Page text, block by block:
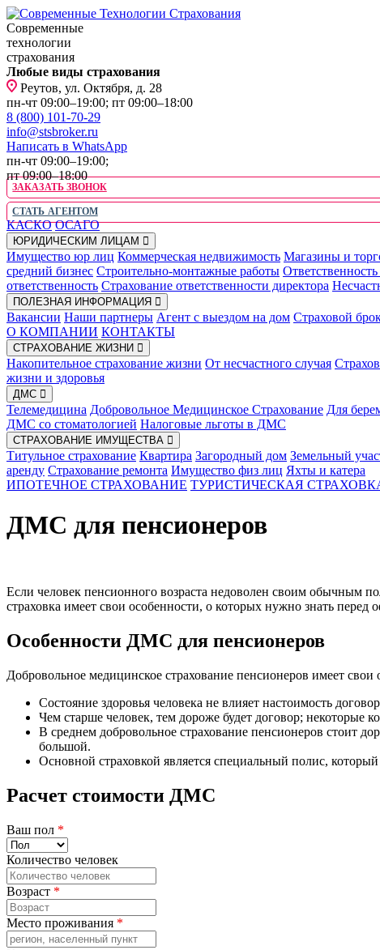
Современные
технологии
страхования
Любые виды страхования
Реутов, ул. Октября, д. 28
пн-чт 09:00–19:00; пт 09:00–18:00
8 (800) 101-70-29
info@stsbroker.ru
Написать в WhatsApp
пн-чт 09:00–19:00;
пт 09:00–18:00
ЗАКАЗАТЬ ЗВОНОК
СТАТЬ АГЕНТОМ
КАСКО ОСАГО
ЮРИДИЧЕСКИМ ЛИЦАМ
Имущество юр лиц Коммерческая недвижимость Магазины и
средний бизнес Строительно-монтажные работы
ответственность Страхование ответственности директора
ПОЛЕЗНАЯ ИНФОРМАЦИЯ
Вакансии Наши партнеры Агент с выездом на дом Страховой
О КОМПАНИИ КОНТАКТЫ
СТРАХОВАНИЕ ЖИЗНИ
Накопительное страхование жизни От несчастного случая
жизни и здоровья
ДМС
Телемедицина Добровольное Медицинское Страхование Для
ДМС со стоматологией Налоговые льготы в ДМС
СТРАХОВАНИЕ ИМУЩЕСТВА
Титульное страхование Квартира Загородный дом Земельный
аренду Страхование ремонта Имущество физ лиц Яхты и катера
ИПОТЕЧНОЕ СТРАХОВАНИЕ ТУРИСТИЧЕСКАЯ
ДМС для пенсионеров
Если человек пенсионного возраста недоволен своим обычным
страховка имеет свои особенности, о которых нужно знать
Особенности ДМС для пенсионеров
Добровольное медицинское страхование пенсионеров имеет свои
Состояние здоровья человека не влияет настоимость
Чем старше человек, тем дороже будет договор; некоторые
В среднем добровольное страхование пенсионеров стоит
большой.
Основной страховкой является специальный полис,
Расчет стоимости ДМС
Ваш пол *
Количество человек
Возраст *
Место проживания *